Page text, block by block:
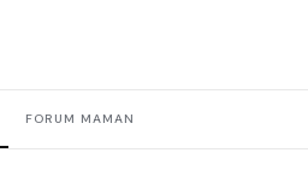
FORUM MAMAN